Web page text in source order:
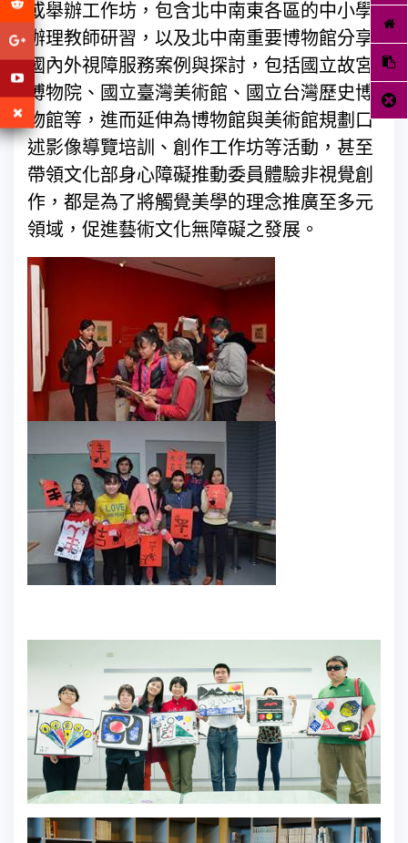
或舉辦工作坊，包含北中南東各區的中小學
辦理教師研習，以及北中南重要博物館分享
國內外視障服務案例與探討，包括國立故宮
博物院、國立臺灣美術館、國立台灣歷史博
物館等，進而延伸為博物館與美術館規劃口
述影像導覽培訓、創作工作坊等活動，甚至
帶領文化部身心障礙推動委員體驗非視覺創
作，都是為了將觸覺美學的理念推廣至多元
領域，促進藝術文化無障礙之發展。